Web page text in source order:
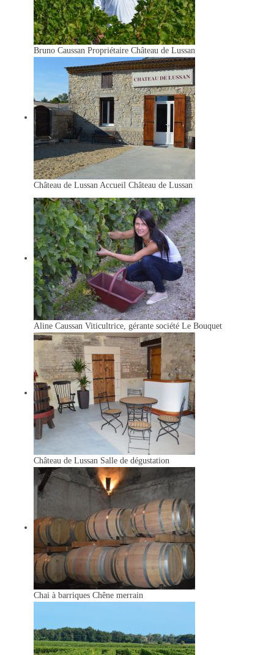
Bruno Caussan Propriétaire Château de Lussan
Château de Lussan Accueil Château de Lussan
Aline Caussan Viticultrice, gérante société Le Bouquet
Château de Lussan Salle de dégustation
Chai à barriques Chêne merrain